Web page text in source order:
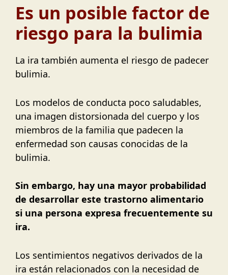
Es un posible factor de
riesgo para la bulimia
La ira también aumenta el riesgo de padecer
bulimia.
Los modelos de conducta poco saludables,
una imagen distorsionada del cuerpo y los
miembros de la familia que padecen la
enfermedad son causas conocidas de la
bulimia.
Sin embargo, hay una mayor probabilidad
de desarrollar este trastorno alimentario
si una persona expresa frecuentemente su
ira.
Los sentimientos negativos derivados de la
ira están relacionados con la necesidad de